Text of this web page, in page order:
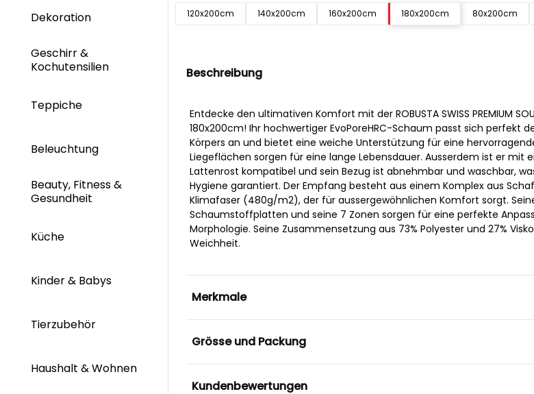
Dekoration
Geschirr &
Kochutensilien
Teppiche
Beleuchtung
Beauty, Fitness &
Gesundheit
Küche
Kinder & Babys
Tierzubehör
Haushalt & Wohnen
120x200cm 140x200cm 160x200cm 180x200cm 80x200cm
Beschreibung
Entdecke den ultimativen Komfort mit der ROBUSTA SWISS PREMIUM
180x200cm! Ihr hochwertiger EvoPoreHRC-Schaum passt sich perfekt
Körpers an und bietet eine weiche Unterstützung für eine
Liegeflächen sorgen für eine lange Lebensdauer. Ausserdem ist er mit
Lattenrost kompatibel und sein Bezug ist abnehmbar und waschbar,
Hygiene garantiert. Der Empfang besteht aus einem Komplex aus
Klimafaser (480g/m2), der für aussergewöhnlichen Komfort sorgt.
Schaumstoffplatten und seine 7 Zonen sorgen für eine perfekte
Morphologie. Seine Zusammensetzung aus 73% Polyester und 27%
Weichheit.
Merkmale
Grösse und Packung
Kundenbewertungen